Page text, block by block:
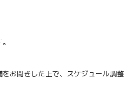
お聞きした上で、スケジュール調整